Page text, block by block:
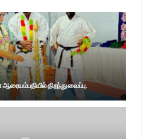
திறந்து வைப்பு.